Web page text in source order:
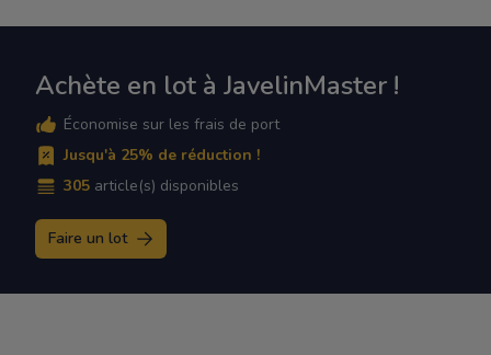
Achète en lot à JavelinMaster !
Économise sur les frais de port
Jusqu'à 25% de réduction !
305 article(s) disponibles
Faire un lot